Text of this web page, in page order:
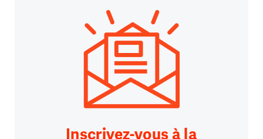
Inscrivez-vous à la